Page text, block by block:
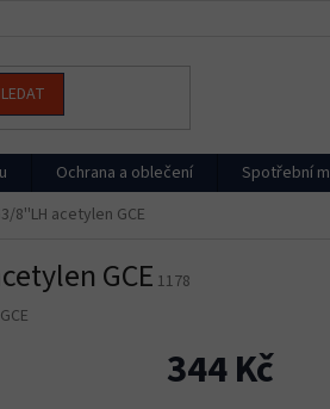
Ochrana a oblečení Spotřební
8''LH acetylen GCE
GCE 1178
GCE
344 Kč